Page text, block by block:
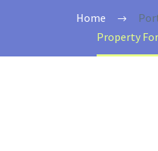
Home
Property